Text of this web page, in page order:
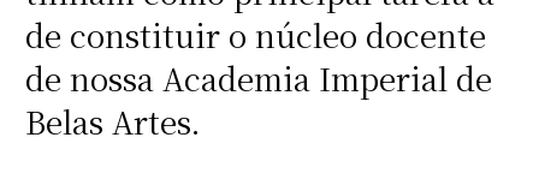
de constituir o núcleo docente
de nossa Academia Imperial de
Belas Artes.